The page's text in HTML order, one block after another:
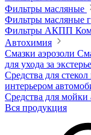
Фильтры масляные
Фильтры масляные
Фильтры АКПП
Автохимия
Смазки аэрозоли
для ухода за
Средства для стекол
интерьером
Средства для мойки
Вся продукция